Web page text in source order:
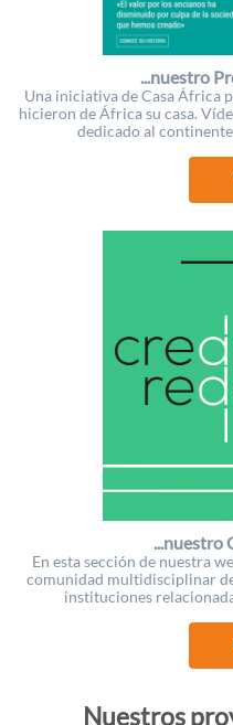
...nuestro
Una iniciativa de Casa África
hicieron de África su casa.
dedicado al continente
...nuestro
En esta sección de nuestra
comunidad multidisciplinar
instituciones
Nuestros